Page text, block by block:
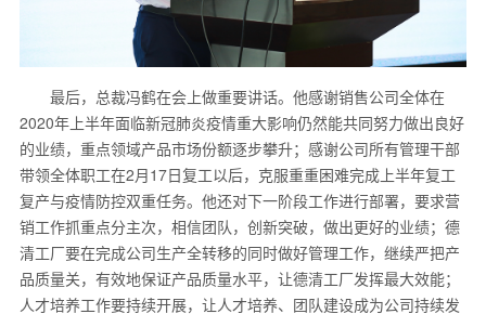
最后，总裁冯鹤在会上做重要讲话。他感谢销售公司全体在
2020年上半年面临新冠肺炎疫情重大影响仍然能共同努力做出良好
的业绩，重点领域产品市场份额逐步攀升；感谢公司所有管理干部
带领全体职工在2月17日复工以后，克服重重困难完成上半年复工
复产与疫情防控双重任务。他还对下一阶段工作进行部署，要求营
销工作抓重点分主次，相信团队，创新突破，做出更好的业绩；德
清工厂要在完成公司生产全转移的同时做好管理工作，继续严把产
品质量关，有效地保证产品质量水平，让德清工厂发挥最大效能；
人才培养工作要持续开展，让人才培养、团队建设成为公司持续发